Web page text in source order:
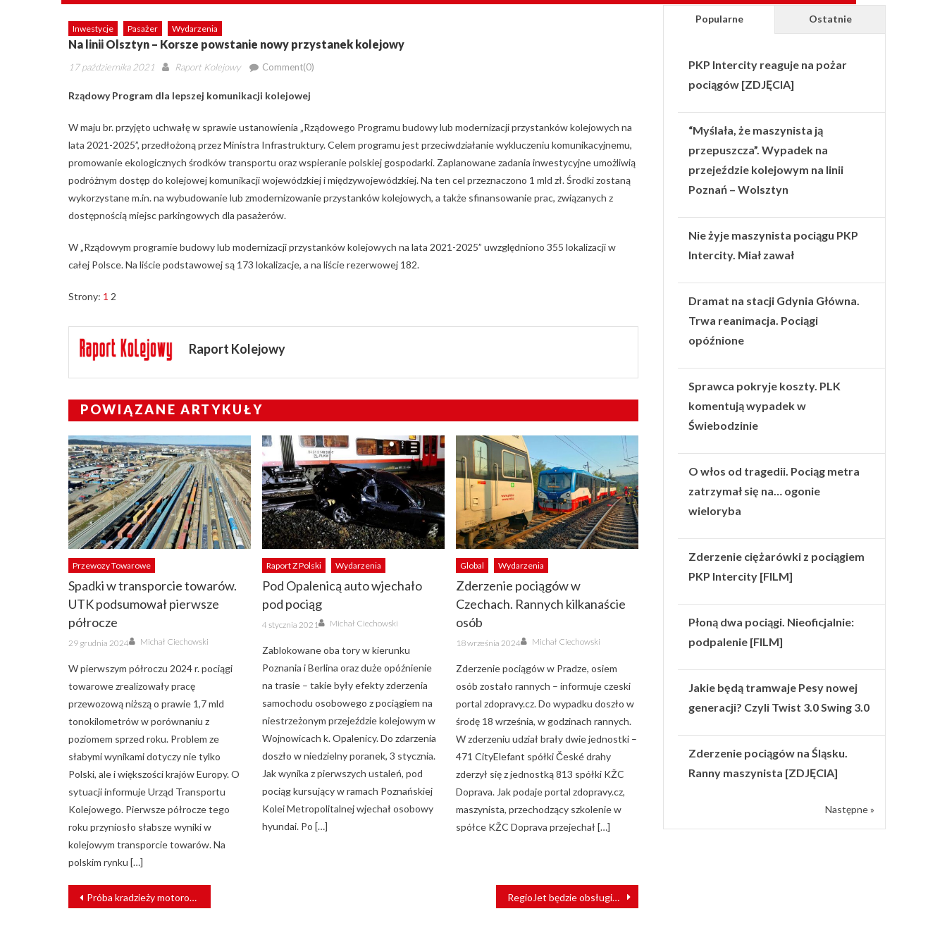
Inwestycje Pasażer Wydarzenia
Na linii Olsztyn – Korsze powstanie nowy przystanek kolejowy
Posted
17 października 2021 Author
Raport Kolejowy Comment(0)
Rządowy Program dla lepszej komunikacji kolejowej
W maju br. przyjęto uchwałę w sprawie ustanowienia „Rządowego Programu budowy lub modernizacji przystanków kolejowych na
lata 2021-2025”, przedłożoną przez Ministra Infrastruktury. Celem programu jest przeciwdziałanie wykluczeniu komunikacyjnemu,
promowanie ekologicznych środków transportu oraz wspieranie polskiej gospodarki. Zaplanowane zadania inwestycyjne umożliwią
podróżnym dostęp do kolejowej komunikacji wojewódzkiej i międzywojewódzkiej. Na ten cel przeznaczono 1 mld zł. Środki zostaną
wykorzystane m.in. na wybudowanie lub zmodernizowanie przystanków kolejowych, a także sfinansowanie prac, związanych z
dostępnością miejsc parkingowych dla pasażerów.
W „Rządowym programie budowy lub modernizacji przystanków kolejowych na lata 2021-2025” uwzględniono 355 lokalizacji w
całej Polsce. Na liście podstawowej są 173 lokalizacje, a na liście rezerwowej 182.
Strony: 1 2
Raport Kolejowy
POWIĄZANE ARTYKUŁY
Przewozy Towarowe
Spadki w transporcie towarów.
UTK podsumował pierwsze
półrocze
Posted
on
29 grudnia 2024 Author
Michał Ciechowski
W pierwszym półroczu 2024 r. pociągi
towarowe zrealizowały pracę
przewozową niższą o prawie 1,7 mld
tonokilometrów w porównaniu z
poziomem sprzed roku. Problem ze
słabymi wynikami dotyczy nie tylko
Polski, ale i większości krajów Europy. O
sytuacji informuje Urząd Transportu
Kolejowego. Pierwsze półrocze tego
roku przyniosło słabsze wyniki w
kolejowym transporcie towarów. Na
polskim rynku […]
Raport Z Polski Wydarzenia
Pod Opalenicą auto wjechało
pod pociąg
Posted
on
4 stycznia 2021 Author
Michał Ciechowski
Zablokowane oba tory w kierunku
Poznania i Berlina oraz duże opóźnienie
na trasie – takie były efekty zderzenia
samochodu osobowego z pociągiem na
niestrzeżonym przejeździe kolejowym w
Wojnowicach k. Opalenicy. Do zdarzenia
doszło w niedzielny poranek, 3 stycznia.
Jak wynika z pierwszych ustaleń, pod
pociąg kursujący w ramach Poznańskiej
Kolei Metropolitalnej wjechał osobowy
hyundai. Po […]
Global Wydarzenia
Zderzenie pociągów w
Czechach. Rannych kilkanaście
osób
Posted
on
18 września 2024 Author
Michał Ciechowski
Zderzenie pociągów w Pradze, osiem
osób zostało rannych – informuje czeski
portal zdopravy.cz. Do wypadku doszło w
środę 18 września, w godzinach rannych.
W zderzeniu udział brały dwie jednostki –
471 CityElefant spółki České drahy
zderzył się z jednostką 813 spółki KŽC
Doprava. Jak podaje portal zdopravy.cz,
maszynista, przechodzący szkolenie w
spółce KŽC Doprava przejechał […]
NAWIGACJA
WPISU
Próba kradzieży motoroweru. Do akcji wkroczyła Straż Ochrony Kolei RegioJet będzie obsługiwać trasę Warszawa – Belgia
Popularne Ostatnie
PKP Intercity reaguje na pożar
pociągów [ZDJĘCIA]
“Myślała, że maszynista ją
przepuszcza”. Wypadek na
przejeździe kolejowym na linii
Poznań – Wolsztyn
Nie żyje maszynista pociągu PKP
Intercity. Miał zawał
Dramat na stacji Gdynia Główna.
Trwa reanimacja. Pociągi
opóźnione
Sprawca pokryje koszty. PLK
komentują wypadek w
Świebodzinie
O włos od tragedii. Pociąg metra
zatrzymał się na… ogonie
wieloryba
Zderzenie ciężarówki z pociągiem
PKP Intercity [FILM]
Płoną dwa pociągi. Nieoficjalnie:
podpalenie [FILM]
Jakie będą tramwaje Pesy nowej
generacji? Czyli Twist 3.0 Swing 3.0
Zderzenie pociągów na Śląsku.
Ranny maszynista [ZDJĘCIA]
Następne »